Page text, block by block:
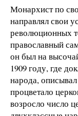
Монархист по
направлял свои
революционных
православный
он был на
1909 году, где
народа,
процветало
возросло число